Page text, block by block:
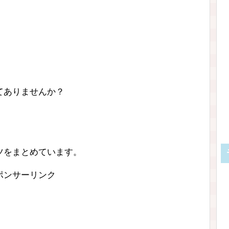
りませんか？
まとめています。
ンサーリンク